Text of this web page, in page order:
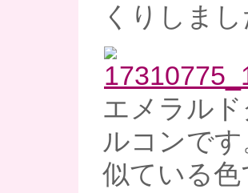
くりしま
エメラル
ルコンです
似ている